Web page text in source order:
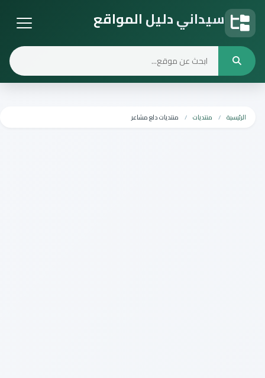
سيداني دليل المواقع
الرئيسية منتديات منتديات دلع مشاعر